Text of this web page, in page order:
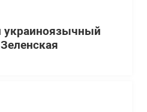
украиноязычный